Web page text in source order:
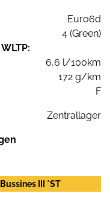
Euro6d
4 (Green)
6,6 l/100km
172 g/km
F
Zentrallager
III *ST